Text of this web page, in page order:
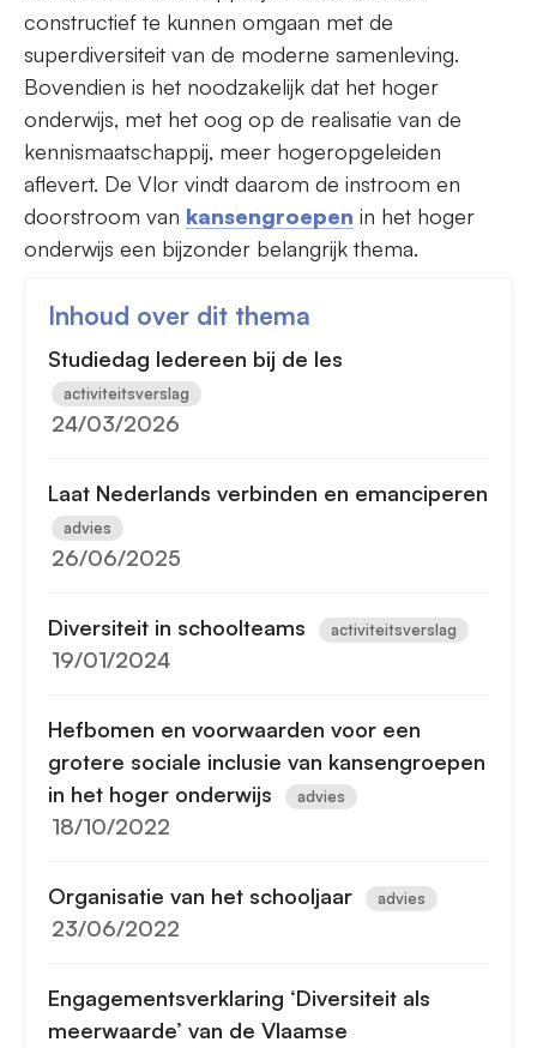
constructief te kunnen omgaan met de
superdiversiteit van de moderne samenleving.
Bovendien is het noodzakelijk dat het hoger
onderwijs, met het oog op de realisatie van de
kennismaatschappij, meer hogeropgeleiden
aflevert. De Vlor vindt daarom de instroom en
doorstroom van kansengroepen in het hoger
onderwijs een bijzonder belangrijk thema.
Inhoud over dit thema
Studiedag Iedereen bij de les
activiteitsverslag
24/03/2026
Laat Nederlands verbinden en emanciperen
advies
26/06/2025
Diversiteit in schoolteams activiteitsverslag
19/01/2024
Hefbomen en voorwaarden voor een
grotere sociale inclusie van kansengroepen
in het hoger onderwijs
advies
18/10/2022
Organisatie van het schooljaar advies
23/06/2022
Engagementsverklaring ‘Diversiteit als
meerwaarde’ van de Vlaamse